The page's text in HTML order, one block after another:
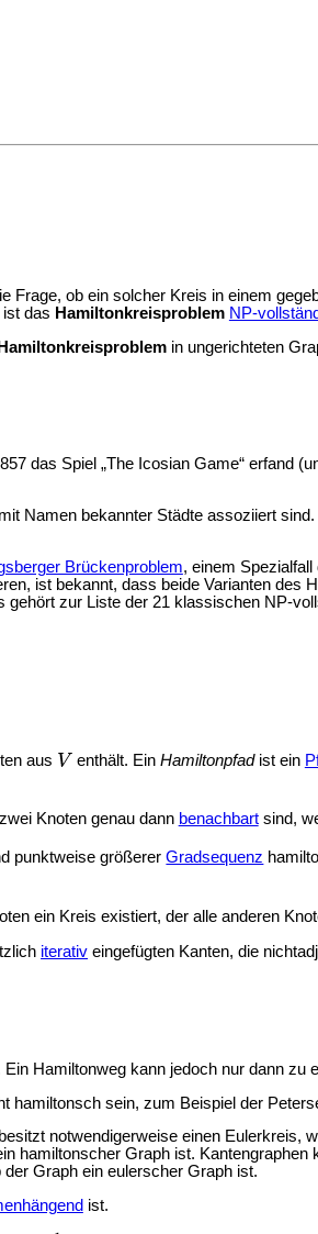
Frage, ob ein solcher Kreis in einem
das Hamiltonkreisproblem NP-
in ungerichteten
das Spiel „The Icosian Game“ erfand
Namen bekannter Städte assoziiert
Brückenproblem, einem Spezialfall
ist bekannt, dass beide Varianten
gehört zur Liste der 21 klassischen NP-
aus enthält. Ein Hamiltonpfadist ein
Knoten genau dann benachbartsind,
punktweise größererGradsequenz
ein Kreis existiert, der alle anderen
iterativ eingefügten Kanten, die
Hamiltonweg kann jedoch nur dann
hamiltonsch sein, zum Beispiel der
notwendigerweise einen Eulerkreis,
hamiltonscher Graph ist.
Graph ein eulerscher Graph ist.
ist.